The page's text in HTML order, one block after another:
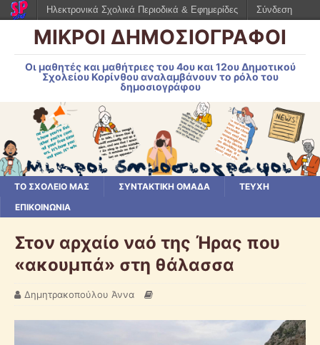
ΜΙΚΡΟΙ ΔΗΜΟΣΙΟΓΡΑΦΟΙ
Οι μαθητές και μαθήτριες του 4ου και 12ου Δημοτικού
Σχολείου Κορίνθου αναλαμβάνουν το ρόλο του
δημοσιογράφου
ΤΟ ΣΧΟΛΕΙΟ ΜΑΣ ΣΥΝΤΑΚΤΙΚΗ ΟΜΑΔΑ
ΤΕΥΧΗ
ΕΠΙΚΟΙΝΩΝΙΑ
Στον αρχαίο ναό της Ήρας που
«ακουμπά» στη θάλασσα
Δημητρακοπούλου Άννα
Ηλεκτρονικά Σχολικά Περιοδικά & Εφημερίδες Σύνδεση